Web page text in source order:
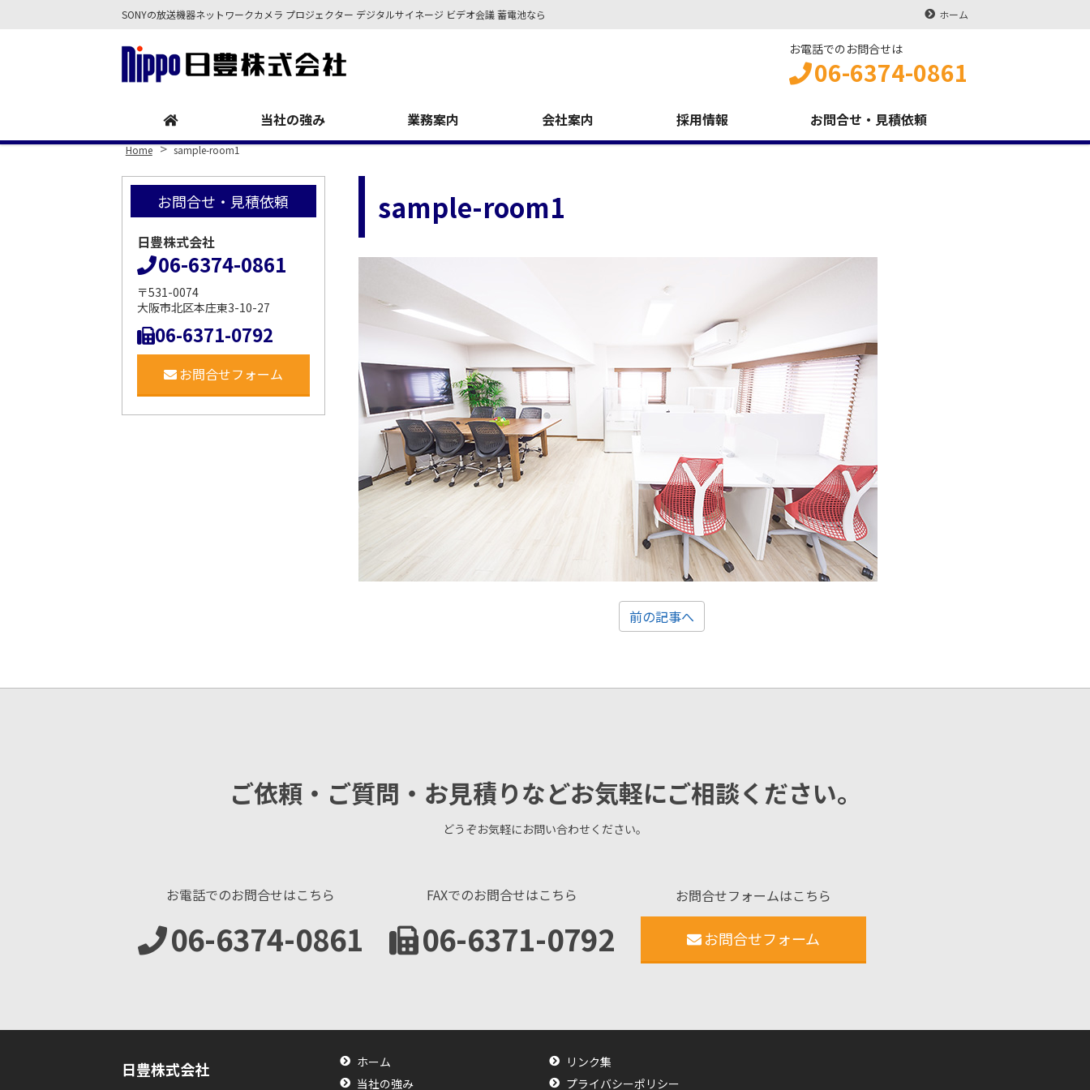
SONYの放送機器ネットワークカメラ プロジェクター デジタルサイネージ ビデオ会議 蓄電池なら ホーム
お電話でのお問合せは
06-6374-0861
当社の強み 業務案内 会社案内 採用情報 お問合せ・見積依頼
Home > sample-room1
sample-room1
前の記事へ
お問合せ・見積依頼
日豊株式会社
06-6374-0861
〒531-0074
大阪市北区本庄東3-10-27
06-6371-0792
お問合せフォーム
ご依頼・ご質問・お見積りなどお気軽にご相談ください。
どうぞお気軽にお問い合わせください。
お電話でのお問合せはこちら
06-6374-0861
FAXでのお問合せはこちら
06-6371-0792
お問合せフォームはこちら
お問合せフォーム
日豊株式会社
ホーム
当社の強み
リンク集
プライバシーポリシー